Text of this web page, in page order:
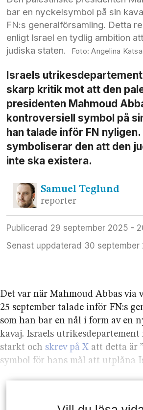
bar en nyckelsymbol på sin
FN:s generalförsamling. Detta
enligt Israel en tydlig ambition
judiska staten.
Angelina
Israels
skarp kritik mot att den
presidenten Mahmoud
kontroversiell symbol på
han talade inför FN
symboliserar den att den
inte ska existera.
Samuel Teglund
reporter
Publicerad
29 september 2025 -
Senast uppdaterad
30
Det var när Mahmoud Abbas via
25 september talade inför FN:s
som han bar en nål i form av en
kavaj. Israels utrikes­departement
starkt och skrev på X att detta är
symbol för hans mål att utplåna